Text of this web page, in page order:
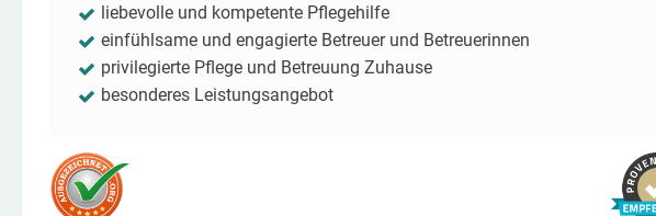
liebevolle und kompetente Pflegehilfe
einfühlsame und engagierte Betreuer und Betreuerinnen
privilegierte Pflege und Betreuung Zuhause
besonderes Leistungsangebot